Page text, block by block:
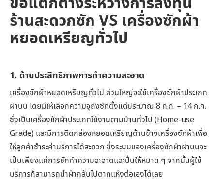
ร้านสะดวกซัก VS เครื่องซักผ้า
หยอดเหรียญทั่วไป
1. ด้านประสิทธิภาพการทำความสะอาด
เครื่องซักผ้าหยอดเหรียญทั่วไป ส่วนใหญ่จะใช้เครื่องซักผ้าประเภท
ฝาบน โดยมีให้เลือกความจุถังซักตั้งแต่ประมาณ 8 ก.ก. – 14 ก.ก.
ซึ่งเป็นเครื่องซักผ้าประเภทใช้งานตามบ้านทั่วไป (Home-use
Grade) และมีการติดกล่องหยอดเหรียญด้านข้างเครื่องซักผ้าเพื่อ
ให้ลูกค้าชำระค่าบริการได้สะดวก ซึ่งระบบของเครื่องซักผ้าฝาบนจะ
เป็นเพียงแค่การซักทำความสะอาดและปั่นให้หมาด ๆ จากนั้นผู้ใช้
บริการก็สามารถนำผ้ากลับไปตากแห้งต่อเองได้เลย